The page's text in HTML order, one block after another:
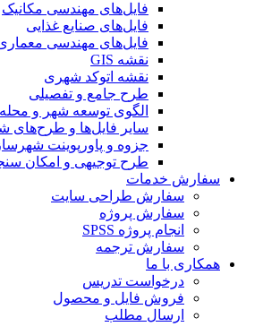
فایل‌های مهندسی مکانیک
فایل‌های صنایع غذایی
فایل‌های مهندسی معماری
نقشه GIS
نقشه اتوکد شهری
طرح جامع و تفصیلی
الگوی توسعه شهر و محله
سایر فایل‌ها و طرح‌های شهری
جزوه و پاورپوینت شهرسازی
طرح توجیهی و امکان سنجی
سفارش خدمات
سفارش طراحی سایت
سفارش پروژه
انجام پروژه SPSS
سفارش ترجمه
همکاری با ما
درخواست تدریس
فروش فایل و محصول
ارسال مطلب